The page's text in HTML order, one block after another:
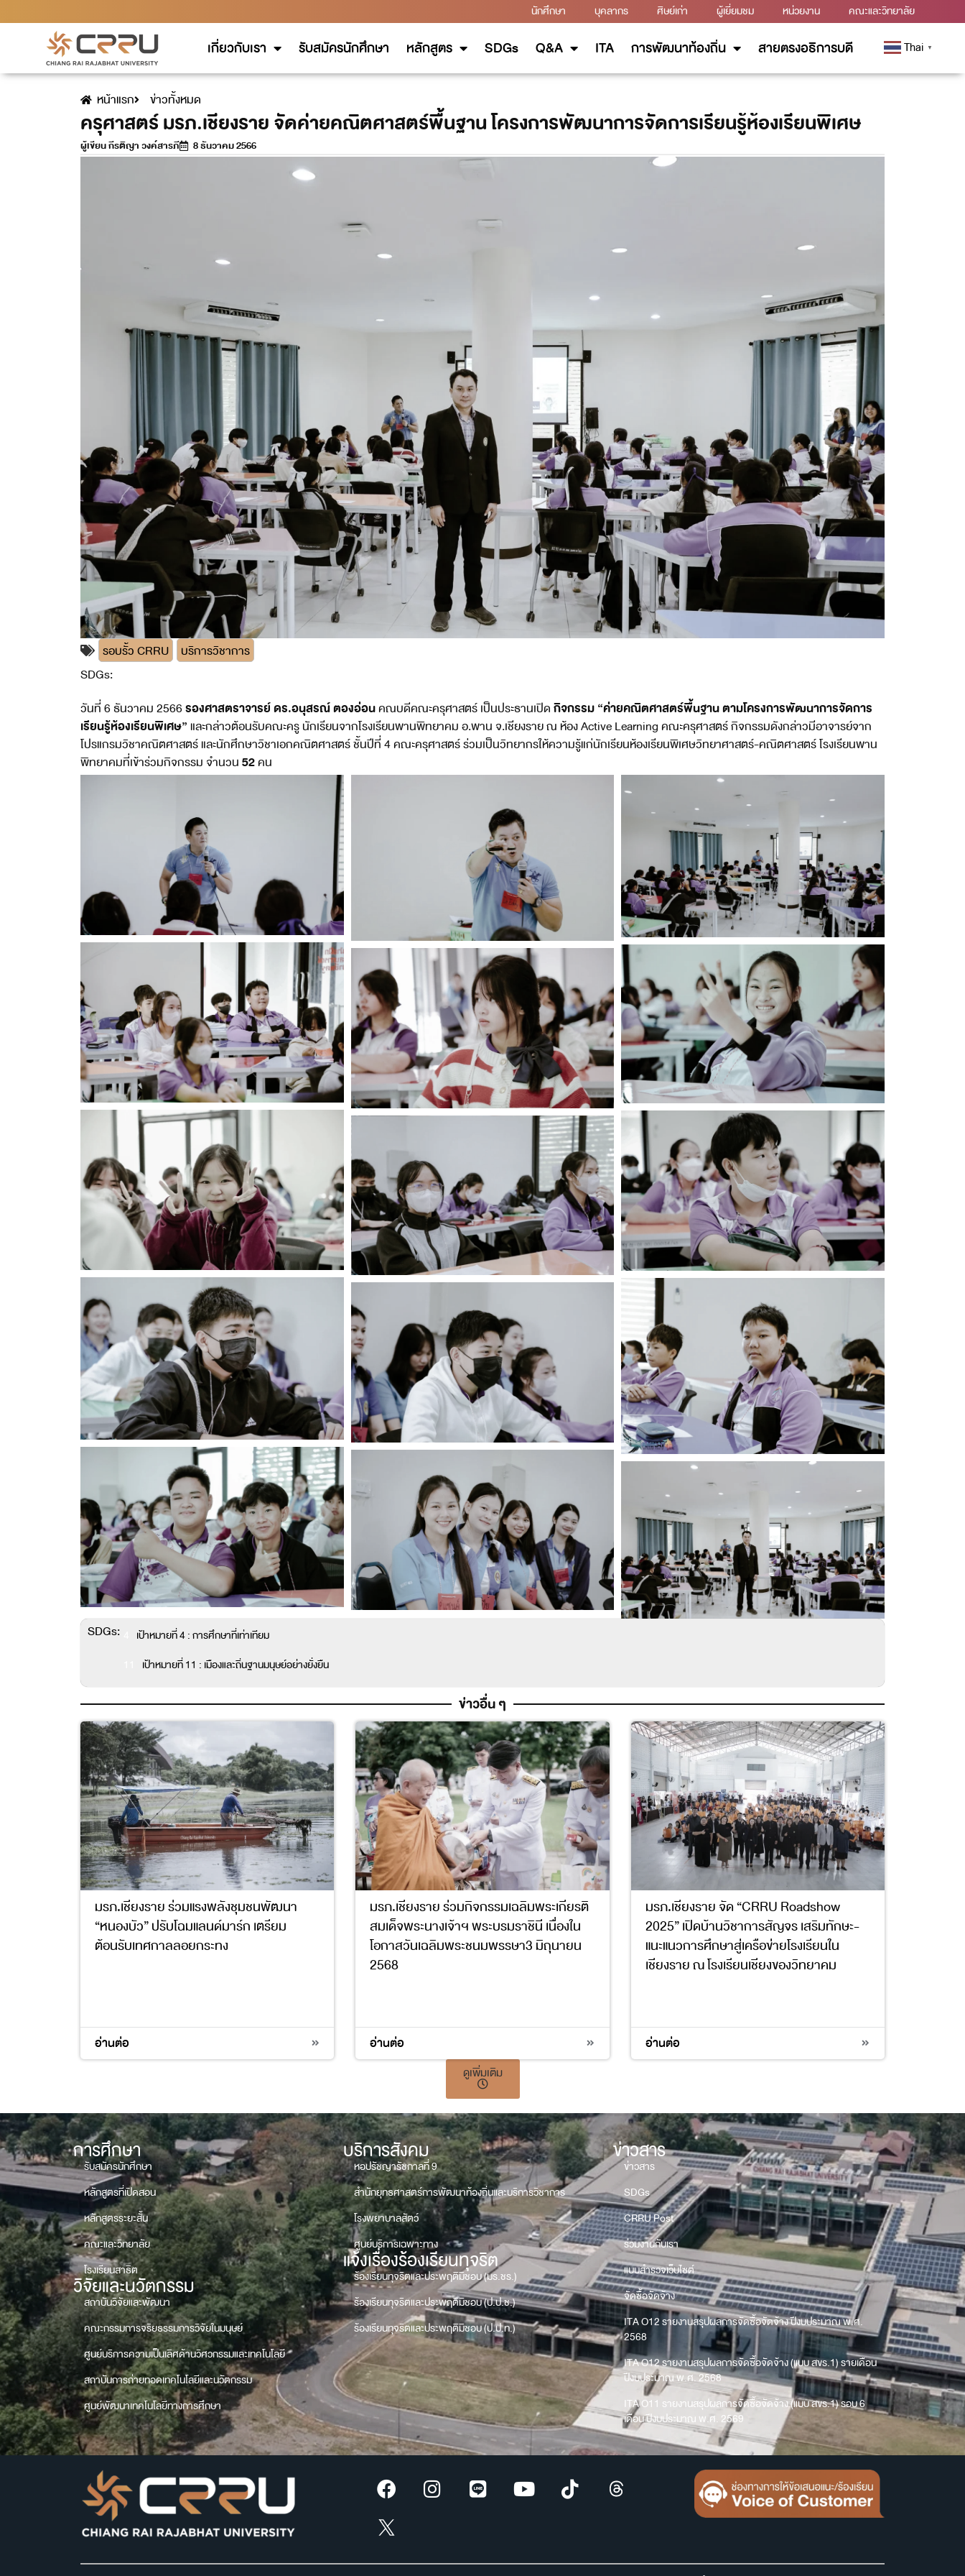
นักศึกษา บุคลากร ศิษย์เก่า ผู้เยี่ยมชม หน่วยงาน คณะและวิทยาลัย
เกี่ยวกับเรา รับสมัครนักศึกษา หลักสูตร SDGs Q&A ITA การพัฒนาท้องถิ่น สายตรงอธิการบดี Thai ▼
หน้าแรก ข่าวทั้งหมด
ครุศาสตร์ มรภ.เชียงราย จัดค่ายคณิตศาสตร์พื้นฐาน โครงการพัฒนาการจัดการเรียนรู้ห้องเรียนพิเศษ
ผู้เขียนกีรติญา วงค์สารภี 8 ธันวาคม 2566
รอบรั้ว CRRU
บริการวิชาการ
SDGs:
วันที่ 6 ธันวาคม 2566รองศาสตราจารย์ ดร.อนุสรณ์ ตองอ่อนคณบดีคณะครุศาสตร์ เป็นประธานเปิดกิจกรรม “ค่ายคณิตศาสตร์พื้นฐาน ตามโครงการพัฒนาการจัดการ
เรียนรู้ห้องเรียนพิเศษ” และกล่าวต้อนรับคณะครู นักเรียนจากโรงเรียนพานพิทยาคม อ.พาน จ.เชียงราย ณ ห้อง Active Learning คณะครุศาสตร์ กิจกรรมดังกล่าวมีอาจารย์จาก
โปรแกรมวิชาคณิตศาสตร์ และนักศึกษาวิชาเอกคณิตศาสตร์ ชั้นปีที่ 4 คณะครุศาสตร์ ร่วมเป็นวิทยากรให้ความรู้แก่นักเรียนห้องเรียนพิเศษวิทยาศาสตร์-คณิตศาสตร์ โรงเรียนพาน
พิทยาคมที่เข้าร่วมกิจกรรม จำนวน52คน
SDGs:
เป้าหมายที่ 4 : การศึกษาที่เท่าเทียม
เป้าหมายที่ 11 : เมืองและถิ่นฐานมนุษย์อย่างยั่งยืน
ข่าวอื่น ๆ
มรภ.เชียงราย ร่วมแรงพลังชุมชนพัฒนา
“หนองบัว” ปรับโฉมแลนด์มาร์ก เตรียม
ต้อนรับเทศกาลลอยกระทง
อ่านต่อ
มรภ.เชียงราย ร่วมกิจกรรมเฉลิมพระเกียรติ
สมเด็จพระนางเจ้าฯ พระบรมราชินี เนื่องใน
โอกาสวันเฉลิมพระชนมพรรษา3 มิถุนายน
2568
อ่านต่อ
มรภ.เชียงราย จัด “CRRU Roadshow
2025” เปิดบ้านวิชาการสัญจร เสริมทักษะ-
แนะแนวการศึกษาสู่เครือข่ายโรงเรียนใน
เชียงราย ณ โรงเรียนเชียงของวิทยาคม
อ่านต่อ
ดูเพิ่มเติม
การศึกษา
รับสมัครนักศึกษา
หลักสูตรที่เปิดสอน
หลักสูตรระยะสั้น
คณะและวิทยาลัย
โรงเรียนสาธิต
วิจัยและนวัตกรรม
สถาบันวิจัยและพัฒนา
คณะกรรมการจริยธรรมการวิจัยในมนุษย์
ศูนย์บริการความเป็นเลิศด้านวิศวกรรมและเทคโนโลยี
สถาบันการถ่ายทอดเทคโนโลยีและนวัตกรรม
ศูนย์พัฒนาเทคโนโลยีทางการศึกษา
บริการสังคม
หอปรัชญารัชกาลที่ 9
สำนักยุทธศาสตร์การพัฒนาท้องถิ่นและบริการวิชาการ
โรงพยาบาลสัตว์
ศูนย์บริการเฉพาะทาง
แจ้งเรื่องร้องเรียนทุจริต
ร้องเรียนทุจริตและประพฤติมิชอบ (มร.ชร.)
ร้องเรียนทุจริตและประพฤติมิชอบ (ป.ป.ช.)
ร้องเรียนทุจริตและประพฤติมิชอบ (ป.ป.ท.)
ข่าวสาร
ข่าวสาร
SDGs
CRRU Post
ร่วมงานกับเรา
แบบสำรวจเว็บไซต์
จัดซื้อจัดจ้าง
ITA O12 รายงานสรุปผลการจัดซื้อจัดจ้าง ปีงบประมาณ พ.ศ.
2568
ITA O12 รายงานสรุปผลการจัดซื้อจัดจ้าง (แบบ สขร.1) รายเดือน
ปีงบประมาณ พ.ศ. 2568
ITA O11 รายงานสรุปผลการจัดซื้อจัดจ้าง (แบบ สขร.1) รอบ 6
เดือน ปีงบประมาณ พ.ศ. 2569